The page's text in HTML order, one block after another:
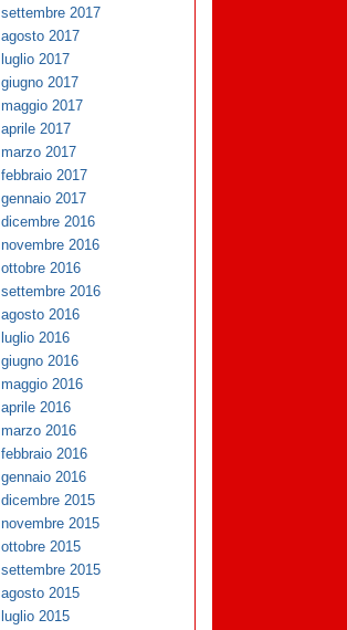
settembre 2017
agosto 2017
luglio 2017
giugno 2017
maggio 2017
aprile 2017
marzo 2017
febbraio 2017
gennaio 2017
dicembre 2016
novembre 2016
ottobre 2016
settembre 2016
agosto 2016
luglio 2016
giugno 2016
maggio 2016
aprile 2016
marzo 2016
febbraio 2016
gennaio 2016
dicembre 2015
novembre 2015
ottobre 2015
settembre 2015
agosto 2015
luglio 2015